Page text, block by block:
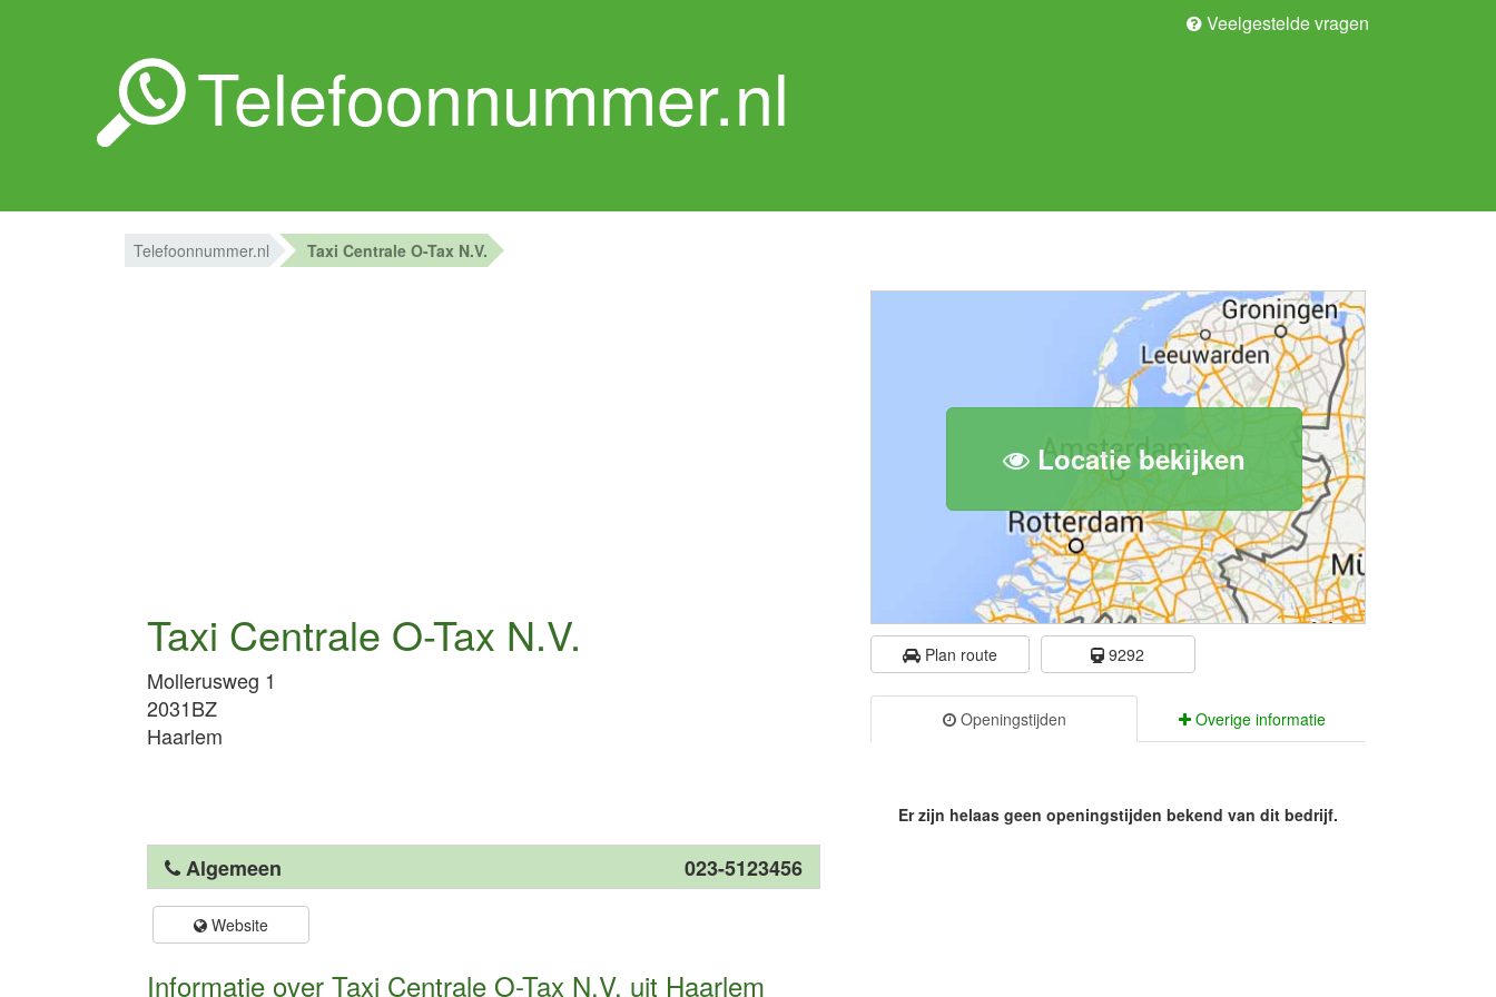
Veelgestelde vragen
Telefoonnummer.nl
Telefoonnummer.nl Taxi Centrale O-Tax N.V.
Taxi Centrale O-Tax N.V.
Mollerusweg 1
2031BZ
Haarlem
Algemeen 023-5123456
Website
Informatie over Taxi Centrale O-Tax N.V. uit Haarlem
Locatie bekijken
Plan route 9292
Openingstijden Overige informatie
Er zijn helaas geen openingstijden bekend van dit bedrijf.